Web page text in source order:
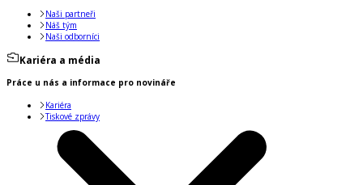
Naši partneři
Náš tým
Naši odborníci
Kariéra a média
Práce u nás a informace pro novináře
Kariéra
Tiskové zprávy